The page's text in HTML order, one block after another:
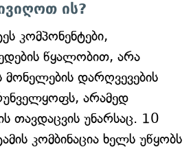
ის?
კომპონენტები,
წყალობით, არა
დარღვევების
არამედ
თავდაცვის უნარსაც. 10
კომბინაცია ხელს უწყობს